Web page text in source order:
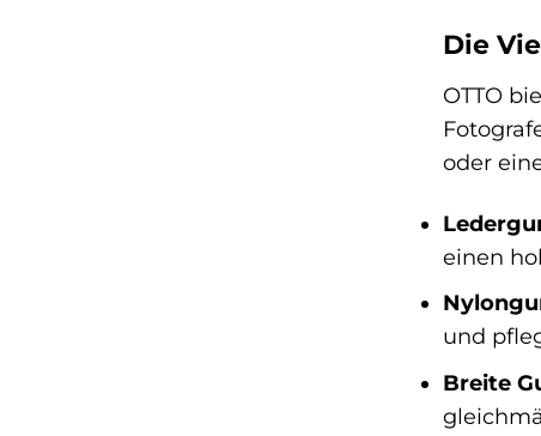
Die
OTTO
oder
einen
und
Breite